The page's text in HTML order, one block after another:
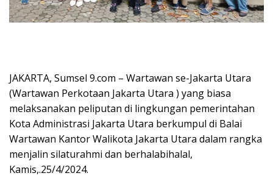
JAKARTA, Sumsel 9.com – Wartawan se-Jakarta Utara
(Wartawan Perkotaan Jakarta Utara ) yang biasa
melaksanakan peliputan di lingkungan pemerintahan
Kota Administrasi Jakarta Utara berkumpul di Balai
Wartawan Kantor Walikota Jakarta Utara dalam rangka
menjalin silaturahmi dan berhalabihalal,
Kamis,.25/4/2024.